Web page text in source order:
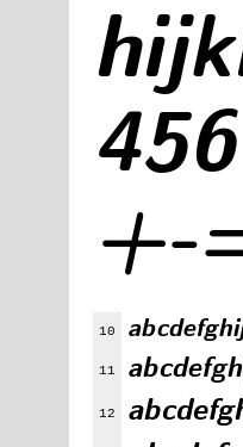
+​-​
10
11
12